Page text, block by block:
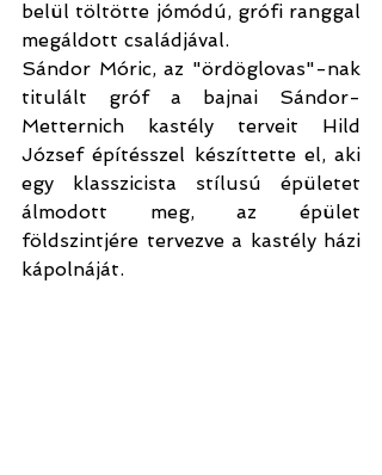
belül töltötte jómódú, grófi ranggal
megáldott családjával.
Sándor Móric, az "ördöglovas"-nak
titulált gróf a bajnai Sándor-
Metternich kastély terveit Hild
József építésszel készíttette el, aki
egy klasszicista stílusú épületet
álmodott meg, az épület
földszintjére tervezve a kastély házi
kápolnáját.